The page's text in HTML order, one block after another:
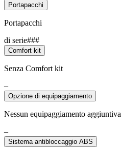
Portapacchi
Portapacchi
di serie###
Comfort kit
Senza Comfort kit
–
Opzione di equipaggiamento
Nessun equipaggiamento aggiuntiva
–
Sistema antibloccaggio ABS